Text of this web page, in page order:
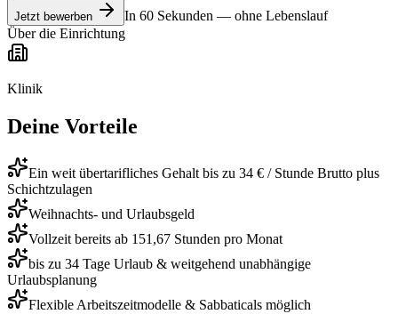
Jetzt bewerben
In 60 Sekunden — ohne Lebenslauf
Über die Einrichtung
Klinik
Deine Vorteile
Ein weit übertarifliches Gehalt bis zu 34 € / Stunde Brutto plus
Schichtzulagen
Weihnachts- und Urlaubsgeld
Vollzeit bereits ab 151,67 Stunden pro Monat
bis zu 34 Tage Urlaub & weitgehend unabhängige
Urlaubsplanung
Flexible Arbeitszeitmodelle & Sabbaticals möglich